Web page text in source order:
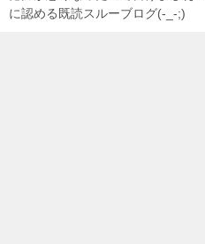
に認める既読スルーブログ(-_-;)